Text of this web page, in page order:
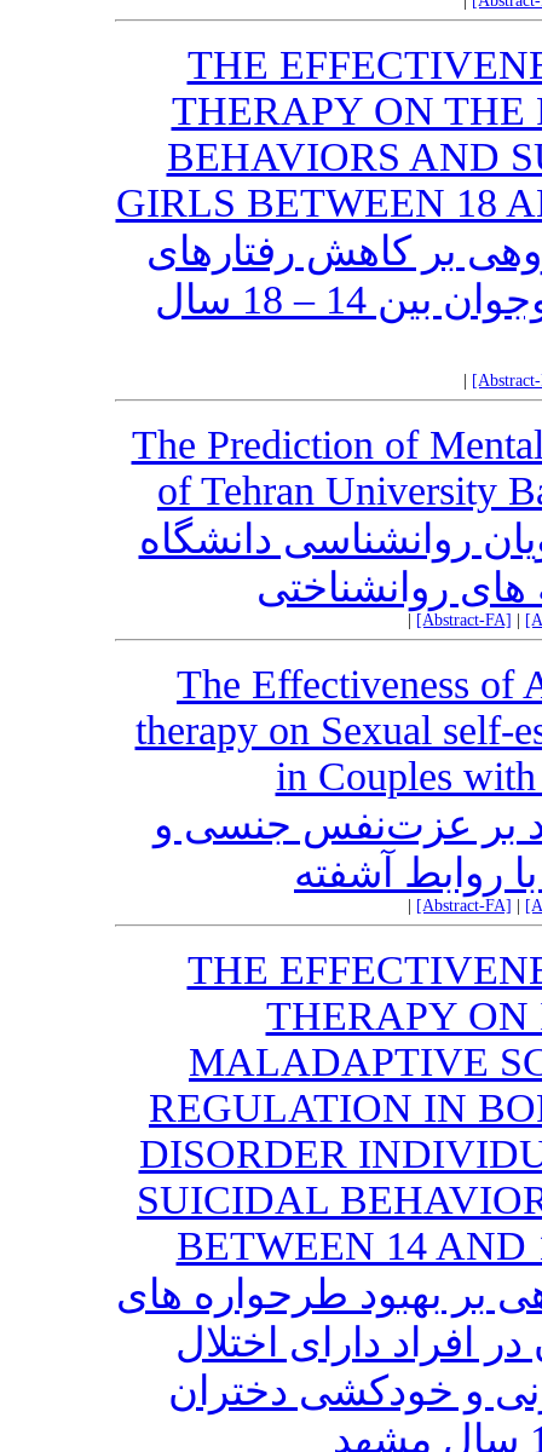
THE
THERAPY ON THE
BEHAVIORS AND
GIRLS BETWEEN 18
بر کاهش رفتارهای
خودزنی و خودکشی دختران نوجوان بین 14 – 18 سال
The Prediction of
of Tehran University
روانشناسی دانشگاه
روانشناختی
[Abstract-FA]
The Effectiveness of
therapy on Sexual self-
in Couples
بر عزت‌نفس جنسی و
روابط آشفته
[Abstract-FA]
THE
THERAPY
MALADAPTIVE
REGULATION IN
DISORDER
SUICIDAL
BETWEEN 14
بر بهبود طرحواره های
افراد دارای اختلال
و خودکشی دختران